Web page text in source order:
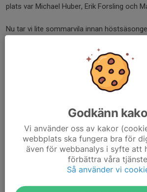
plats var Michael Huber, Erik Forsling och
Nu tar vi lite sommarvila innan
Tills dess - visa dina täbyfärger genom att
något från vår supportershop, den hittar du
stärker Täby FC ekonomiskt och bygger
Dela nyhet
Godkänn
Vi använder oss av kakor
webbplats ska fungera bra för
även för webbanalys i syfte att
förbättra våra
Så använder vi